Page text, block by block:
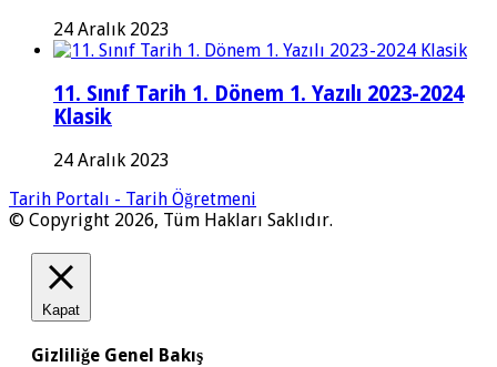
24 Aralık 2023
11. Sınıf Tarih 1. Dönem 1. Yazılı 2023-2024
Klasik
24 Aralık 2023
Tarih Portalı - Tarih Öğretmeni
© Copyright 2026, Tüm Hakları Saklıdır.
Kapat
Gizliliğe Genel Bakış